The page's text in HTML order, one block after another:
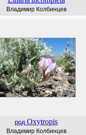
Владимир Колбинцев
род Oxytropis
Владимир Колбинцев